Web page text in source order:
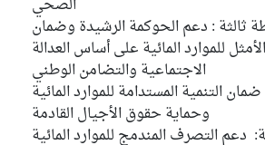
الصحي
ثالثة : دعم الحوكمة الرشيدة وضمان
للموارد المائية على أساس العدالة
الاجتماعية والتضامن الوطني
التنمية المستدامة للموارد المائية
وحماية حقوق الأجيال القادمة
التصرف المندمج للموارد المائية